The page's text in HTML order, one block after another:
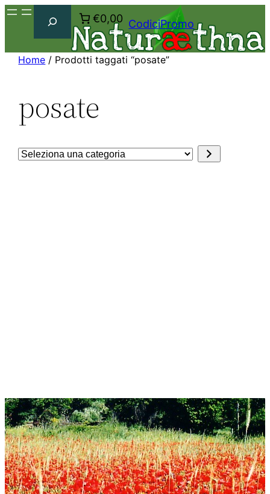
€0,00 CodiciPromo
Home / Prodotti taggati “posate”
posate
Seleziona